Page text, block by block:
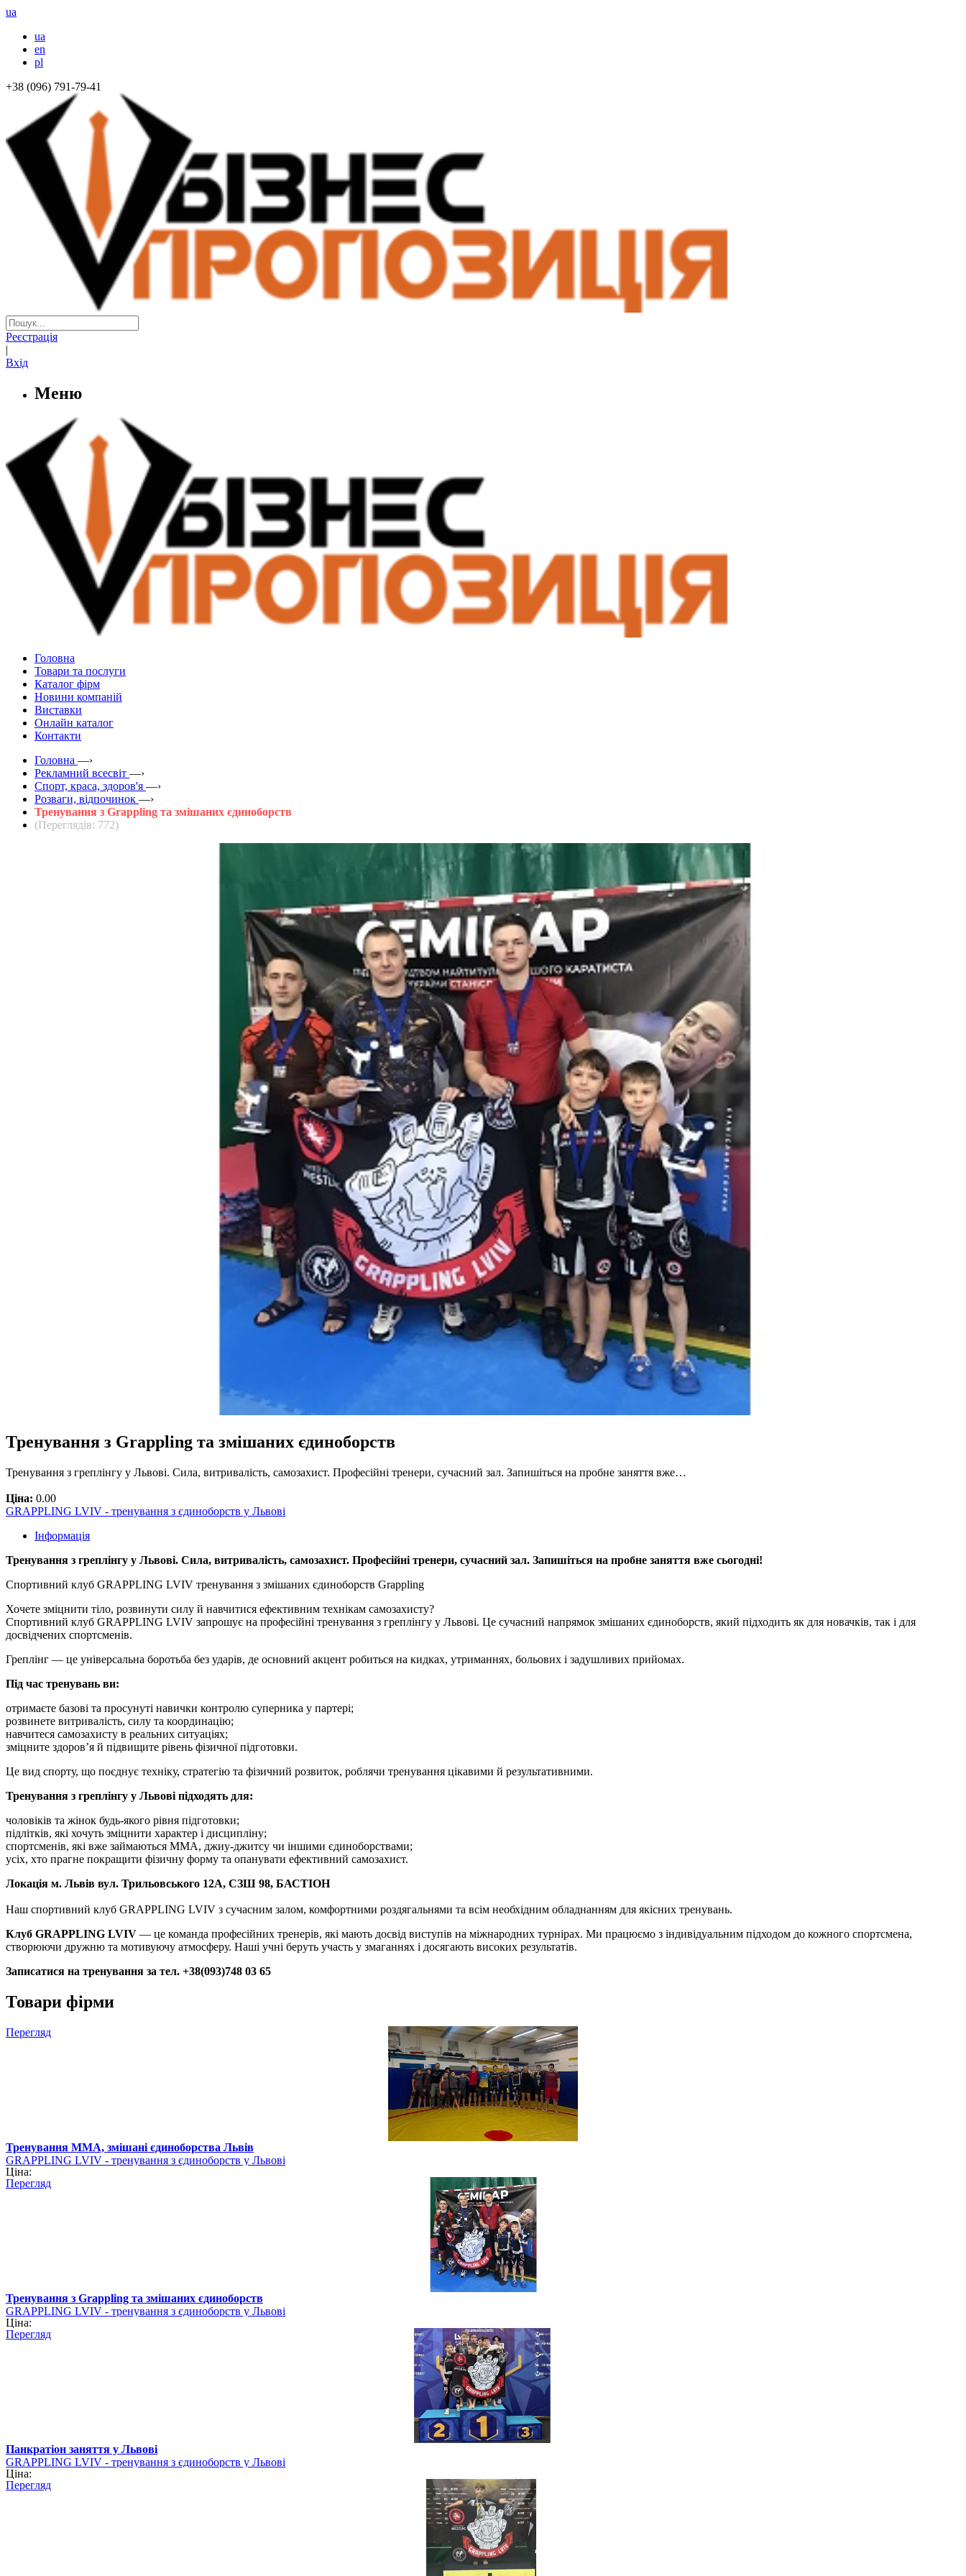
ua
ua
en
pl
+38 (096) 791-79-41
Реєстрація
|
Вхід
Меню
Головна
Товари та послуги
Каталог фірм
Новини компаній
Виставки
Онлайн каталог
Контакти
Головна —›
Рекламний всесвіт —›
Спорт, краса, здоров'я —›
Розваги, відпочинок —›
Тренування з Grappling та змішаних єдиноборств
(Переглядів: 772)
Тренування з Grappling та змішаних єдиноборств
Тренування з греплінгу у Львові. Сила, витривалість, самозахист. Професійні тренери, сучасний зал. Запишіться на пробне заняття вже…
Ціна: 0.00
GRAPPLING LVIV - тренування з єдиноборств у Львові
Інформація
Тренування з греплінгу у Львові. Сила, витривалість, самозахист. Професійні тренери, сучасний зал. Запишіться на пробне заняття вже сьогодні!
Спортивний клуб GRAPPLING LVIV тренування з змішаних єдиноборств Grappling
Хочете зміцнити тіло, розвинути силу й навчитися ефективним технікам самозахисту?
Спортивний клуб GRAPPLING LVIV запрошує на професійні тренування з греплінгу у Львові. Це сучасний напрямок змішаних єдиноборств, який підходить як для новачків, так і для
досвідчених спортсменів.
Греплінг — це універсальна боротьба без ударів, де основний акцент робиться на кидках, утриманнях, больових і задушливих прийомах.
Під час тренувань ви:
отримаєте базові та просунуті навички контролю суперника у партері;
розвинете витривалість, силу та координацію;
навчитеся самозахисту в реальних ситуаціях;
зміцните здоров’я й підвищите рівень фізичної підготовки.
Це вид спорту, що поєднує техніку, стратегію та фізичний розвиток, роблячи тренування цікавими й результативними.
Тренування з греплінгу у Львові підходять для:
чоловіків та жінок будь-якого рівня підготовки;
підлітків, які хочуть зміцнити характер і дисципліну;
спортсменів, які вже займаються ММА, джиу-джитсу чи іншими єдиноборствами;
усіх, хто прагне покращити фізичну форму та опанувати ефективний самозахист.
Локація м. Львів вул. Трильовського 12А, СЗШ 98, БАСТІОН
Наш спортивний клуб GRAPPLING LVIV з сучасним залом, комфортними роздягальнями та всім необхідним обладнанням для якісних тренувань.
Клуб GRAPPLING LVIV — це команда професійних тренерів, які мають досвід виступів на міжнародних турнірах. Ми працюємо з індивідуальним підходом до кожного спортсмена,
створюючи дружню та мотивуючу атмосферу. Наші учні беруть участь у змаганнях і досягають високих результатів.
Записатися на тренування за тел. +38(093)748 03 65
Товари фірми
Перегляд
Тренування ММА, змішані єдиноборства Львів
GRAPPLING LVIV - тренування з єдиноборств у Львові
Ціна:
Перегляд
Тренування з Grappling та змішаних єдиноборств
GRAPPLING LVIV - тренування з єдиноборств у Львові
Ціна:
Перегляд
Панкратіон заняття у Львові
GRAPPLING LVIV - тренування з єдиноборств у Львові
Ціна:
Перегляд